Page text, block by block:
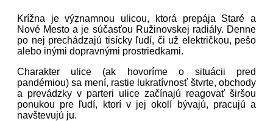
Krížna je významnou ulicou, ktorá prepája Staré a
Nové Mesto a je súčasťou Ružinovskej radiály. Denne
po nej prechádzajú tisícky ľudí, či už električkou, pešo
alebo inými dopravnými prostriedkami.
Charakter ulice (ak hovoríme o situácii pred
pandémiou) sa mení, rastie lukratívnosť štvrte, obchody
a prevádzky v parteri ulice začínajú reagovať širšou
ponukou pre ľudí, ktorí v jej okolí bývajú, pracujú a
navštevujú ju.